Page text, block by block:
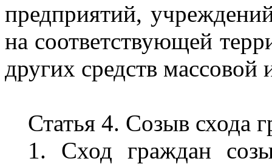
предприятий,
на соответствующей
других средств
Статья 4. Созыв схода
1. Сход граждан